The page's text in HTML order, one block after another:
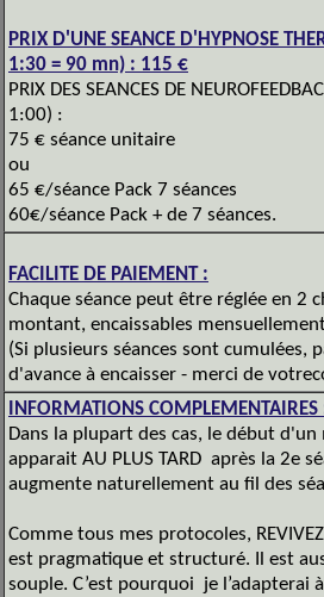
PRIX D'UNE SEANCE D'HYPNOSE
1:30 = 90 mn) : 115 €
PRIX DES SEANCES DE
1:00) :
75 € séance unitaire
ou
65 €/séance Pack 7 séances
60€/séance Pack + de 7 séances.
FACILITE DE PAIEMENT :
Chaque séance peut être réglée en 2
montant, encaissables
(Si plusieurs séances sont cumulées,
d'avance à encaisser - merci de
INFORMATIONS COMPLEMENTAIRES
Dans la plupart des cas, le début d'un
apparait AU PLUS TARD après la 2e
augmente naturellement au fil des
Comme tous mes protocoles,
est pragmatique et structuré. Il est
souple. C’est pourquoi je l’adapterai